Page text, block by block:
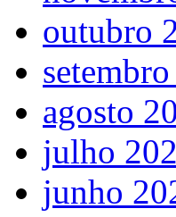
outubro
agosto
julho
junho